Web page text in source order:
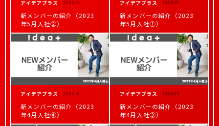
アイデアプラス 23.06.13
新メンバーの紹介（2023
年5月入社②）
アイデアプラス 23.05.25
新メンバーの紹介（2023
年5月入社①）
アイデアプラス 23.05.16
新メンバーの紹介（2023
年4月入社④）
アイデアプラス 23.05.09
新メンバーの紹介（2023
年4月入社③）